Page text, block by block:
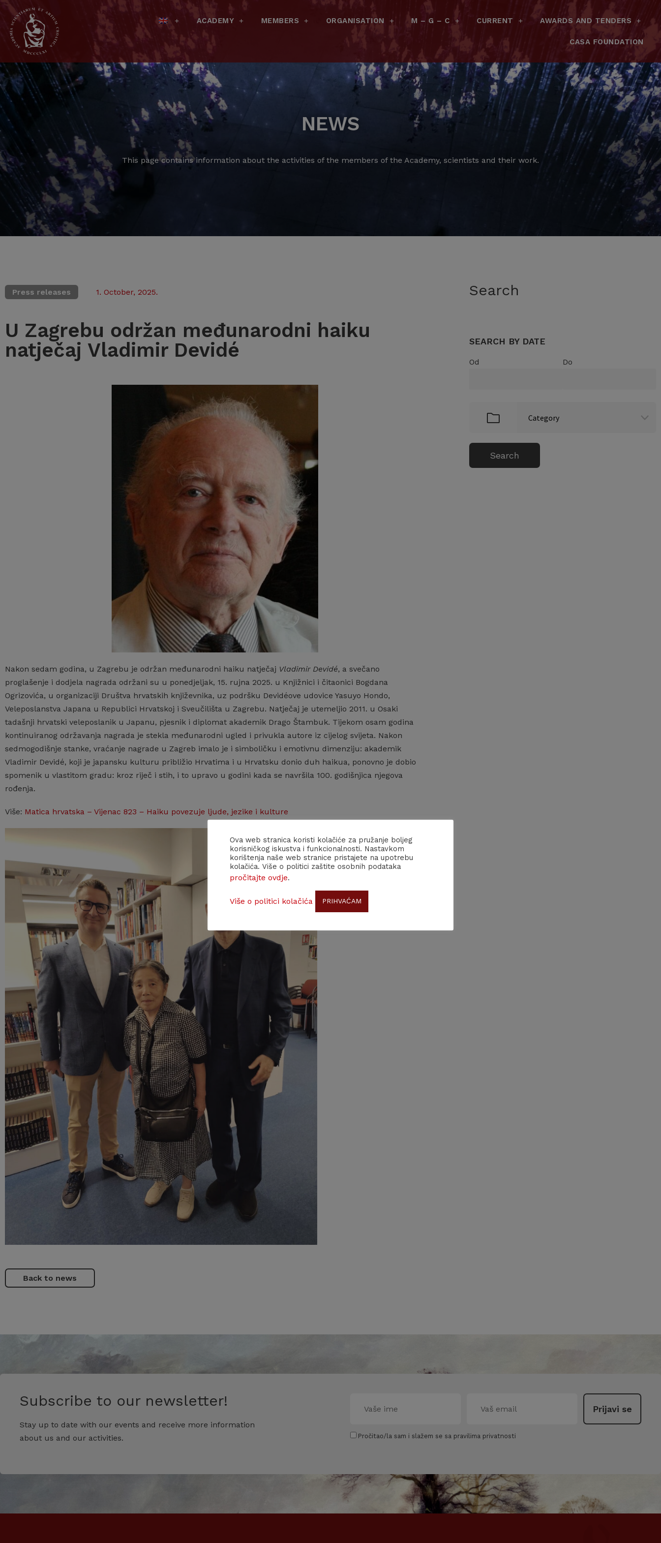
ACADEMY MEMBERS ORGANISATION M – G – C CURRENT AWARDS AND TENDERS
CASA FOUNDATION
NEWS
This page contains information about the activities of the members of the Academy, scientists and their work.
Press releases 1. October, 2025.
U Zagrebu održan međunarodni haiku
natječaj Vladimir Devidé
Nakon sedam godina, u Zagrebu je održan međunarodni haiku natječaj Vladimir Devidé, a svečano
proglašenje i dodjela nagrada održani su u ponedjeljak, 15. rujna 2025. u Knjižnici i čitaonici Bogdana
Ogrizovića, u organizaciji Društva hrvatskih književnika, uz podršku Devidéove udovice Yasuyo Hondo,
Veleposlanstva Japana u Republici Hrvatskoj i Sveučilišta u Zagrebu. Natječaj je utemeljio 2011. u Osaki
tadašnji hrvatski veleposlanik u Japanu, pjesnik i diplomat akademik Drago Štambuk. Tijekom osam godina
kontinuiranog održavanja nagrada je stekla međunarodni ugled i privukla autore iz cijelog svijeta. Nakon
sedmogodišnje stanke, vraćanje nagrade u Zagreb imalo je i simboličku i emotivnu dimenziju: akademik
Vladimir Devidé, koji je japansku kulturu približio Hrvatima i u Hrvatsku donio duh haikua, ponovno je dobio
spomenik u vlastitom gradu: kroz riječ i stih, i to upravo u godini kada se navršila 100. godišnjica njegova
rođenja.
Više: Matica hrvatska – Vijenac 823 – Haiku povezuje ljude, jezike i kulture
Back to news
Search
SEARCH BY DATE
Od Do
Subscribe to our newsletter!
Stay up to date with our events and receive more information
about us and our activities.
Pročitao/la sam i slažem se sa pravilima privatnosti
Ova web stranica koristi kolačiće za pružanje boljeg
korisničkog iskustva i funkcionalnosti. Nastavkom
korištenja naše web stranice pristajete na upotrebu
kolačića. Više o politici zaštite osobnih podataka
pročitajte ovdje.
Više o politici kolačića PRIHVAĆAM